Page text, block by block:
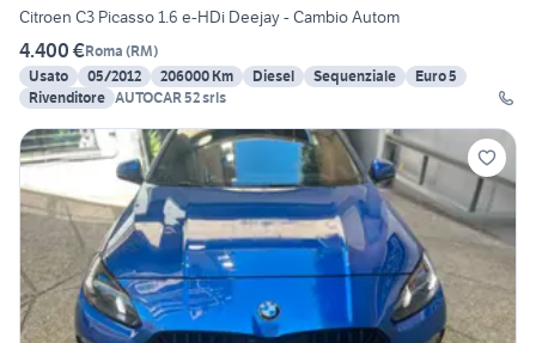
Citroen C3 Picasso 1.6 e-HDi Deejay - Cambio Autom
4.400 €Roma (RM)
Usato
05/2012 206000 Km Diesel Sequenziale
Euro 5
Rivenditore AUTOCAR 52 srls